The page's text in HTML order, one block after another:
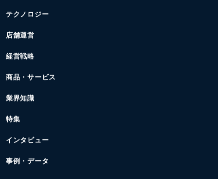
テクノロジー
店舗運営
経営戦略
商品・サービス
業界知識
特集
インタビュー
事例・データ